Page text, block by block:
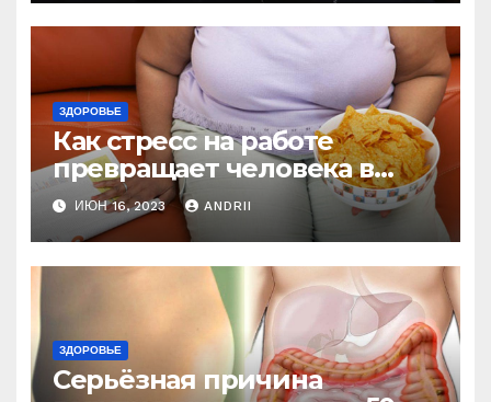
ЗДОРОВЬЕ
Как стресс на работе
превращает человека в
колобка! Так вот в чем дело!
ИЮН 16, 2023 ANDRII
ЗДОРОВЬЕ
Серьёзная причина